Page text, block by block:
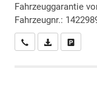
Fahrzeuggarantie
Fahrzeugnr.:
Wir rufen Sie an
PDF-Datei,